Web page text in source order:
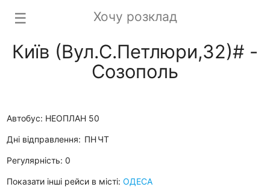
Хочу розклад
☰
Київ (Вул.С.Петлюри,32)# -
Созополь
Автобус: НЕОПЛАН 50
Дні відправлення: ПН ЧТ
Регулярність: 0
Показати інші рейси в місті: ОДЕСА